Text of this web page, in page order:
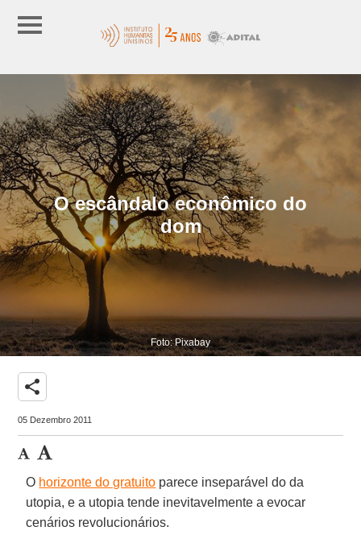
O escândalo econômico do
dom
Foto: Pixabay
share
05 Dezembro 2011
O horizonte do gratuito parece inseparável do da
utopia, e a utopia tende inevitavelmente a evocar
cenários revolucionários.